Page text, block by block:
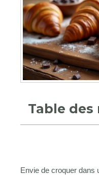
Table des
Envie de croquer dans